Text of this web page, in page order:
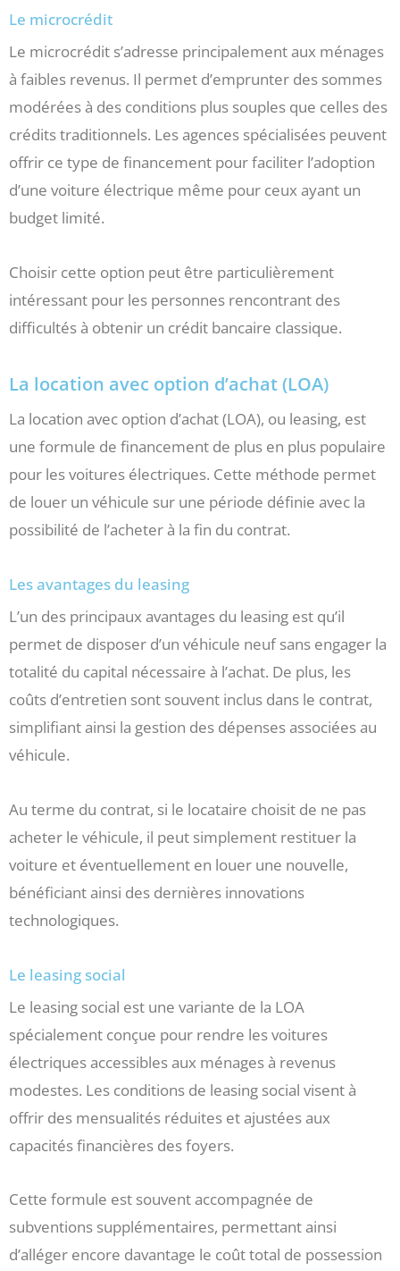
Le microcrédit
Le microcrédit s’adresse principalement aux ménages
à faibles revenus. Il permet d’emprunter des sommes
modérées à des conditions plus souples que celles des
crédits traditionnels. Les agences spécialisées peuvent
offrir ce type de financement pour faciliter l’adoption
d’une voiture électrique même pour ceux ayant un
budget limité.
Choisir cette option peut être particulièrement
intéressant pour les personnes rencontrant des
difficultés à obtenir un crédit bancaire classique.
La location avec option d’achat (LOA)
La location avec option d’achat (LOA), ou leasing, est
une formule de financement de plus en plus populaire
pour les voitures électriques. Cette méthode permet
de louer un véhicule sur une période définie avec la
possibilité de l’acheter à la fin du contrat.
Les avantages du leasing
L’un des principaux avantages du leasing est qu’il
permet de disposer d’un véhicule neuf sans engager la
totalité du capital nécessaire à l’achat. De plus, les
coûts d’entretien sont souvent inclus dans le contrat,
simplifiant ainsi la gestion des dépenses associées au
véhicule.
Au terme du contrat, si le locataire choisit de ne pas
acheter le véhicule, il peut simplement restituer la
voiture et éventuellement en louer une nouvelle,
bénéficiant ainsi des dernières innovations
technologiques.
Le leasing social
Le leasing social est une variante de la LOA
spécialement conçue pour rendre les voitures
électriques accessibles aux ménages à revenus
modestes. Les conditions de leasing social visent à
offrir des mensualités réduites et ajustées aux
capacités financières des foyers.
Cette formule est souvent accompagnée de
subventions supplémentaires, permettant ainsi
d’alléger encore davantage le coût total de possession